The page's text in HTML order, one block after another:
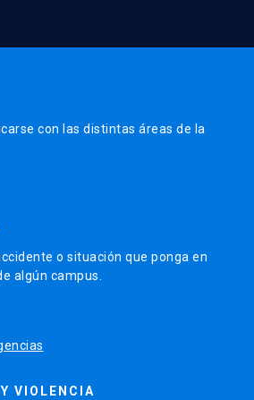
con las distintas áreas de la
o situación que ponga en
algún campus.
VIOLENCIA